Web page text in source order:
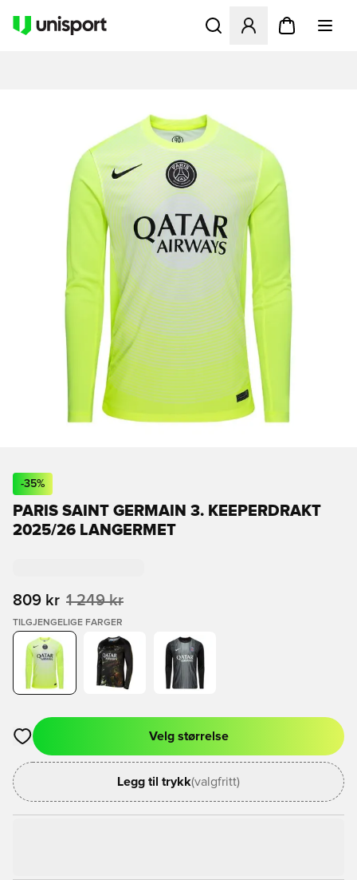
Åpner en Modal for å
-35%
PARIS SAINT GERMAIN 3. KEEPERDRAKT
2025/26 LANGERMET
809 kr 1 249 kr
TILGJENGELIGE FARGER
Åpner en Modal for å logge inn eller registrere deg som
Velg størrelse
Legg til trykk(valgfritt)